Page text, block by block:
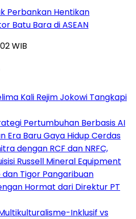
Perbankan Hentikan
Batu Bara di ASEAN
WIB
Kali Rejim Jokowi Tangkapi
Pertumbuhan Berbasis AI
Era Baru Gaya Hidup Cerdas
dengan RCF dan NRFC,
Russell Mineral Equipment
Tigor Pangaribuan
Hormat dari Direktur PT
Inklusif vs